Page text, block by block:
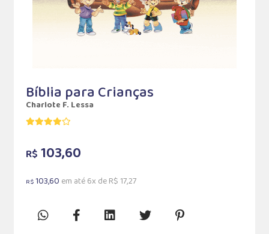
Bíblia para Crianças
Charlote F. Lessa
R$ 103,60
R$103,60 em até 6x de R$ 17,27